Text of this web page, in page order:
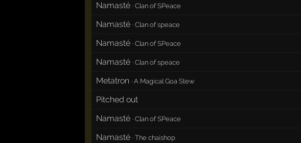
Namasté ·Clan of SPeace
Namasté ·Clan of speace
Namasté ·Clan of SPeace
Namasté ·Clan of speace
Metatron ·A Magical Goa Stew
Pitched out
Namasté ·Clan of SPeace
Namasté ·The chaishop